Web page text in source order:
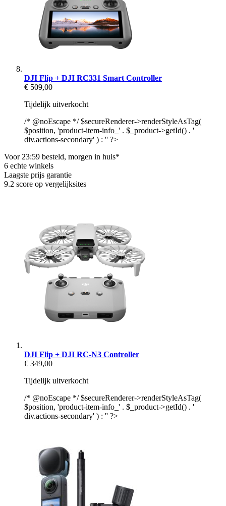
DJI Flip + DJI RC331 Smart Controller
€ 509,00
Tijdelijk uitverkocht
/* @noEscape */ $secureRenderer->renderStyleAsTag(
$position, 'product-item-info_' . $_product->getId() . '
div.actions-secondary' ) : '' ?>
Voor 23:59 besteld, morgen in huis*
6 echte winkels
Laagste prijs garantie
9.2 score op vergelijksites
DJI Flip + DJI RC-N3 Controller
€ 349,00
Tijdelijk uitverkocht
/* @noEscape */ $secureRenderer->renderStyleAsTag(
$position, 'product-item-info_' . $_product->getId() . '
div.actions-secondary' ) : '' ?>